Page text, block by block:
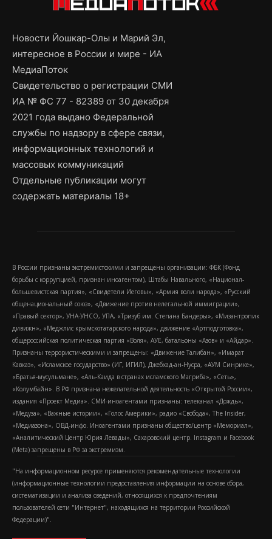
Новости Йошкар-Олы и Марий Эл,
интересное в России и мире - ИА
МедиаПоток
Свидетельство о регистрации СМИ
ИА № ФС 77 - 82389 от 30 декабря
2021 года выдано Федеральной
службы по надзору в сфере связи,
информационных технологий и
массовых коммуникаций
Отдельные публикации могут
содержать материалы 18+
В России признаны экстремистскими и запрещены организации: ФБК (Фонд
борьбы с коррупцией, признан иноагентом), Штабы Навального, «Национал-
большевистская партия», «Свидетели Иеговы», «Армия воли народа», «Русский
общенациональный союз», «Движение против нелегальной иммиграции»,
«Правый сектор», УНА-УНСО, УПА, «Тризуб им. Степана Бандеры», «Мизантропик
дивижн», «Меджлис крымскотатарского народа», движение «Артподготовка»,
общероссийская политическая партия «Воля», АУЕ, батальоны «Азов» и «Айдар».
Признаны террористическими и запрещены: «Движение Талибан», «Имарат
Кавказ», «Исламское государство» (ИГ, ИГИЛ), Джебхад-ан-Нусра, «АУМ Синрике»,
«Братья-мусульмане», «Аль-Каида в странах исламского Магриба», «Сеть»,
«Колумбайн». В РФ признана нежелательной деятельность «Открытой России»,
издания «Проект Медиа». СМИ-иноагентами признаны: телеканал «Дождь»,
«Медуза», «Важные истории», «Голос Америки», радио «Свобода», The Insider,
«Медиазона», ОВД-инфо. Иноагентами признаны общество/центр «Мемориал»,
«Аналитический Центр Юрия Левады», Сахаровский центр. Instagram и Facebook
(Metа) запрещены в РФ за экстремизм.
"На информационном ресурсе применяются рекомендательные технологии
(информационные технологии предоставления информации на основе сбора,
систематизации и анализа сведений, относящихся к предпочтениям
пользователей сети "Интернет", находящихся на территории Российской
Федерации)".